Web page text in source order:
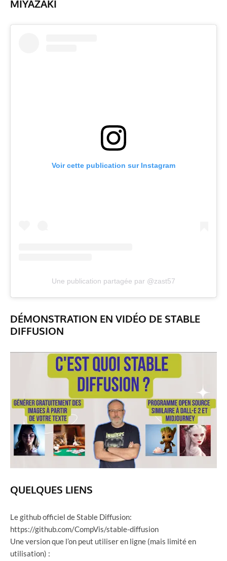
MIYAZAKI
Voir cette publication sur Instagram
Une publication partagée par @zast57
DÉMONSTRATION EN VIDÉO DE STABLE
DIFFUSION
QUELQUES LIENS
Le github officiel de Stable Diffusion:
https://github.com/CompVis/stable-diffusion
Une version que l’on peut utiliser en ligne (mais limité en
utilisation) :